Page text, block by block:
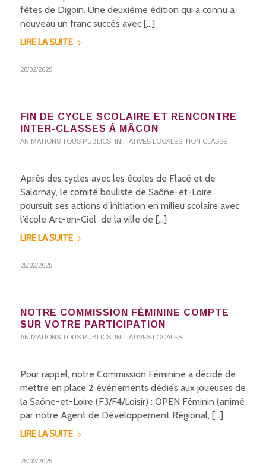
fêtes de Digoin. Une deuxième édition qui a connu a
nouveau un franc succès avec […]
LIRE LA SUITE
28/02/2025
FIN DE CYCLE SCOLAIRE ET RENCONTRE
INTER-CLASSES À MÂCON
ANIMATIONS TOUS PUBLICS, INITIATIVES LOCALES, NON CLASSÉ
Après des cycles avec les écoles de Flacé et de
Salornay, le comité bouliste de Saône-et-Loire
poursuit ses actions d’initiation en milieu scolaire avec
l’école Arc-en-Ciel de la ville de […]
LIRE LA SUITE
25/02/2025
NOTRE COMMISSION FÉMININE COMPTE
SUR VOTRE PARTICIPATION
ANIMATIONS TOUS PUBLICS, INITIATIVES LOCALES
Pour rappel, notre Commission Féminine a décidé de
mettre en place 2 événements dédiés aux joueuses de
la Saône-et-Loire (F3/F4/Loisir) : OPEN Féminin (animé
par notre Agent de Développement Régional, […]
LIRE LA SUITE
25/02/2025